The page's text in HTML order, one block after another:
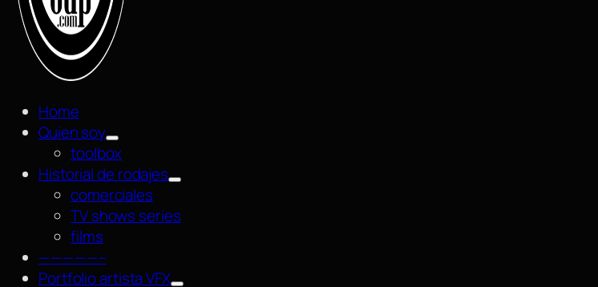
Home
Quien soy
toolbox
Historial de rodajes
comerciales
TV shows series
films
—————–
Portfolio artista VFX